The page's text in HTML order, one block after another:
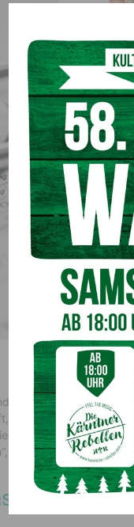
des Blindfluges, was
ist zu hoffen, dass die
endlich genützt
so
Team Kärnten-